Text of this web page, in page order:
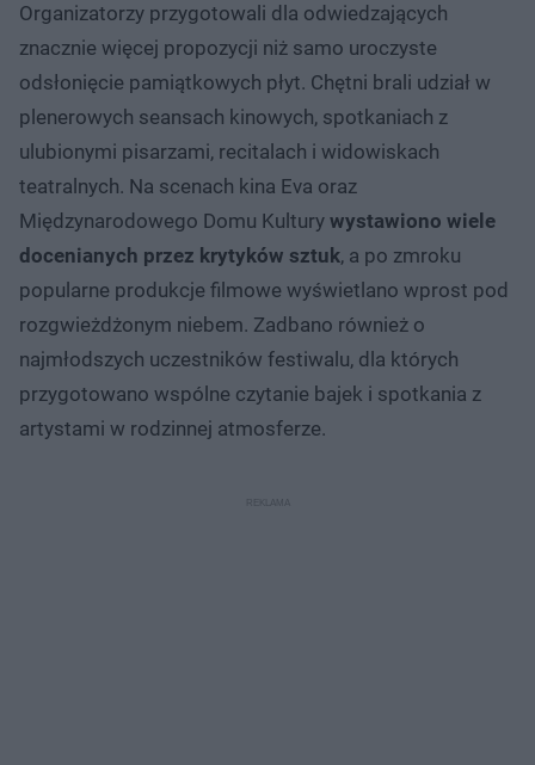
Organizatorzy przygotowali dla odwiedzających
znacznie więcej propozycji niż samo uroczyste
odsłonięcie pamiątkowych płyt. Chętni brali udział w
plenerowych seansach kinowych, spotkaniach z
ulubionymi pisarzami, recitalach i widowiskach
teatralnych. Na scenach kina Eva oraz
Międzynarodowego Domu Kultury wystawiono wiele
docenianych przez krytyków sztuk, a po zmroku
popularne produkcje filmowe wyświetlano wprost pod
rozgwieżdżonym niebem. Zadbano również o
najmłodszych uczestników festiwalu, dla których
przygotowano wspólne czytanie bajek i spotkania z
artystami w rodzinnej atmosferze.